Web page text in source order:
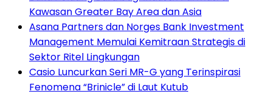
Kawasan Greater Bay Area dan Asia
Asana Partners dan Norges Bank Investment
Management Memulai Kemitraan Strategis di
Sektor Ritel Lingkungan
Casio Luncurkan Seri MR-G yang Terinspirasi
Fenomena “Brinicle” di Laut Kutub